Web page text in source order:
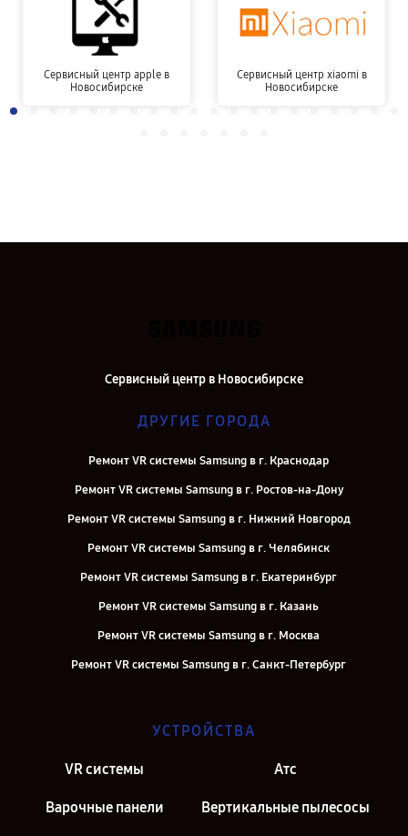
Сервисный центр apple в
Новосибирске
Сервисный центр xiaomi в
Новосибирске
Сервисный центр в Новосибирске
ДРУГИЕ ГОРОДА
Ремонт VR системы Samsung в г. Краснодар
Ремонт VR системы Samsung в г. Ростов-на-Дону
Ремонт VR системы Samsung в г. Нижний Новгород
Ремонт VR системы Samsung в г. Челябинск
Ремонт VR системы Samsung в г. Екатеринбург
Ремонт VR системы Samsung в г. Казань
Ремонт VR системы Samsung в г. Москва
Ремонт VR системы Samsung в г. Санкт-Петербург
УСТРОЙСТВА
VR системы Атс
Варочные панели Вертикальные пылесосы